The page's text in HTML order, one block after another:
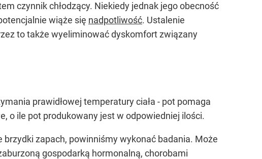
czynnik chłodzący. Niekiedy jednak jego obecność
wiąże się nadpotliwość. Ustalenie
to także wyeliminować dyskomfort związany
prawidłowej temperatury ciała - pot pomaga
o ile pot produkowany jest w odpowiedniej ilości.
zapach, powinniśmy wykonać badania. Może
gospodarką hormonalną, chorobami